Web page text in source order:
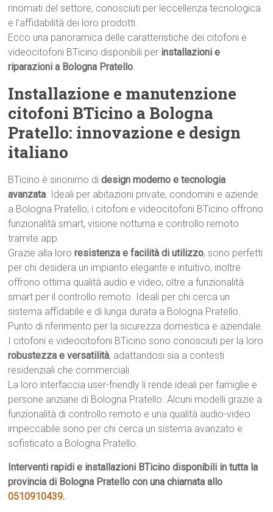
rinomati del settore, conosciuti per leccellenza tecnologica
e l’affidabilità dei loro prodotti.
Ecco una panoramica delle caratteristiche dei citofoni e
videocitofoni BTicino disponibili per installazioni e
riparazioni a Bologna Pratello.
Installazione e manutenzione
citofoni BTicino a Bologna
Pratello: innovazione e design
italiano
BTicino è sinonimo didesign moderno e tecnologia
avanzata. Ideali per abitazioni private, condomini e aziende
a Bologna Pratello, i citofoni e videocitofoni BTicino offrono
funzionalità smart, visione notturna e controllo remoto
tramite app.
Grazie alla lororesistenza e facilità di utilizzo, sono perfetti
per chi desidera un impianto elegante e intuitivo, inoltre
offrono ottima qualità audio e video, oltre a funzionalità
smart per il controllo remoto. Ideali per chi cerca un
sistema affidabile e di lunga durata a Bologna Pratello.
Punto di riferimento per la sicurezza domestica e aziendale.
I citofoni e videocitofoni BTicino sono conosciuti per la loro
robustezza e versatilità, adattandosi sia a contesti
residenziali che commerciali.
La loro interfaccia user-friendly li rende ideali per famiglie e
persone anziane di Bologna Pratello. Alcuni modelli grazie a
funzionalità di controllo remoto e una qualità audio-video
impeccabile sono per chi cerca un sistema avanzato e
sofisticato a Bologna Pratello.
Interventi rapidi e installazioni BTicino disponibili in tutta la
provincia di Bologna Pratello con una chiamata allo
0510910439.